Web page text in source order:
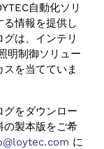
自動化ソリ
る情報を提供し
グは、インテリ
明制御ソリュー
を当てていま
グをダウンロー
の製本版をご希
に